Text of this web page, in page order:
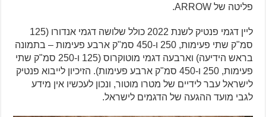
פליטה של ARROW.
ליין דגמי פנטיק לשנת 2022 כולל שלושה דגמי אנדורו (125
סמ"ק שתי פעימות, 250 ו-450 סמ"ק ארבע פעימות – בתמונה
בראש הידיעה) וארבעה דגמי מוטוקרוס (125 ו-250 סמ"ק שתי
פעימות, 250 ו-450 סמ"ק ארבע פעימות). הזיכיון לייבוא פנטיק
לישראל עבר לידיים של מטרו מוטור, ונכון לעכשיו אין מידע
לגבי מועד ההגעה של הדגמים לישראל.